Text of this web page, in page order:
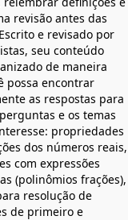
revisão antes das
e revisado por
seu conteúdo
de maneira
possa encontrar
as respostas para
e os temas
propriedades
dos números reais,
com expressões
(polinômios frações),
resolução de
de primeiro e